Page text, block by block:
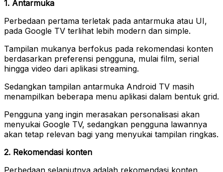
1. Antarmuka
Perbedaan pertama terletak pada antarmuka atau UI,
pada Google TV terlihat lebih modern dan simple.
Tampilan mukanya berfokus pada rekomendasi konten
berdasarkan preferensi pengguna, mulai film, serial
hingga video dari aplikasi streaming.
Sedangkan tampilan antarmuka Android TV masih
menampilkan beberapa menu aplikasi dalam bentuk grid.
Pengguna yang ingin merasakan personalisasi akan
menyukai Google TV, sedangkan pengguna lawannya
akan tetap relevan bagi yang menyukai tampilan ringkas.
2. Rekomendasi konten
Perbedaan selanjutnya adalah rekomendasi konten,